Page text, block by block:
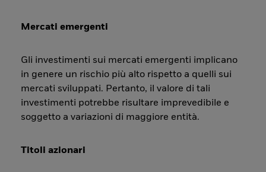
Mercati emergenti
Gli investimenti sui mercati emergenti implicano
in genere un rischio più alto rispetto a quelli sui
mercati sviluppati. Pertanto, il valore di tali
investimenti potrebbe risultare imprevedibile e
soggetto a variazioni di maggiore entità.
Titoli azionari